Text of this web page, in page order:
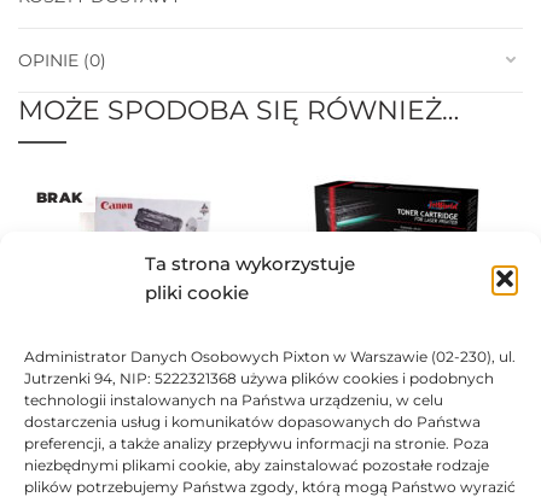
Ta strona wykorzystuje
pliki cookie
Administrator Danych Osobowych Pixton w Warszawie (02-230), ul.
Jutrzenki 94, NIP: 5222321368 używa plików cookies i podobnych
technologii instalowanych na Państwa urządzeniu, w celu
dostarczenia usług i komunikatów dopasowanych do Państwa
preferencji, a także analizy przepływu informacji na stronie. Poza
niezbędnymi plikami cookie, aby zainstalować pozostałe rodzaje
plików potrzebujemy Państwa zgody, którą mogą Państwo wyrazić
OPINIE (0)
MOŻE SPODOBA SIĘ RÓWNIEŻ…
BRAK
Toner Canon oryginalny
CRG703 7616A005
Oceniono0na 5
328,57zł
Canon CRG-703 7616A005
58,46zł